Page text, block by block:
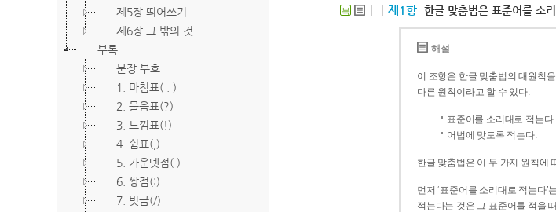
제5장 띄어쓰기
제6장 그 밖의 것
부록
문장 부호
1. 마침표( . )
2. 물음표(?)
3. 느낌표(!)
4. 쉼표(,)
5. 가운뎃점(·)
6. 쌍점(:)
7. 빗금(/)
북 제1항 한글 맞춤법은 표준어를 소
해설
이 조항은 한글 맞춤법의 대원칙
다른 원칙이라고 할 수 있다.
표준어를 소리대로 적는다.
어법에 맞도록 적는다.
한글 맞춤법은 이 두 가지 원칙에
먼저 ‘표준어를 소리대로 적는다’
적는다는 것은 그 표준어를 적을 때 발음에 따라 적는다는 뜻